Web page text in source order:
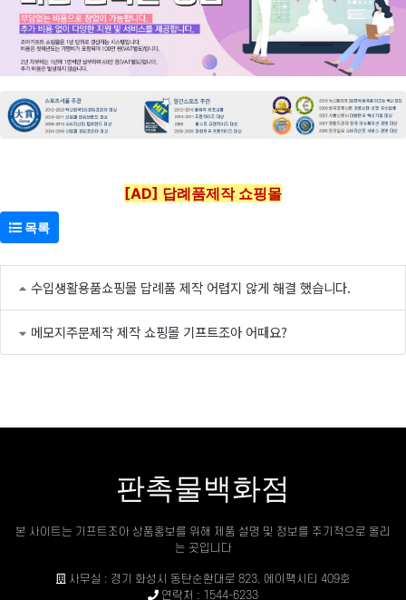
[AD] 답례품제작 쇼핑몰
목록
수입생활용품쇼핑몰 답례품 제작 어렵지 않게 해결 했습니다.
메모지주문제작 제작 쇼핑몰 기프트조아 어때요?
판촉물백화점
본 사이트는 기프트조아 상품홍보를 위해 제품 설명 및 정보를 주기적으로 올리
는 곳입니다
사무실 : 경기 화성시 동탄순환대로 823, 에이팩시티 409호
연락처 : 1544-6233